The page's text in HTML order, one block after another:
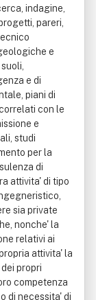
indagine,
pareri,
e
e di
piani di
con le
e
studi
per la
di
attivita' di tipo
sia private
nonche' la
relativi ai
attivita' la
propri
competenza
di necessita' di